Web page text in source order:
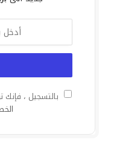
بالتسجيل ، فإنك